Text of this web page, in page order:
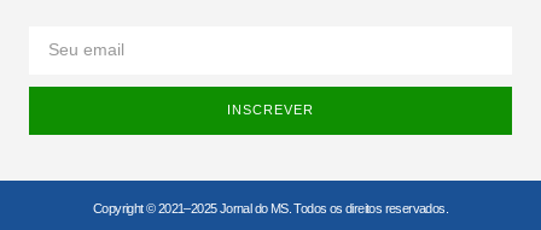
INSCREVER
Copyright © 2021–2025 Jornal do MS. Todos os direitos reservados.